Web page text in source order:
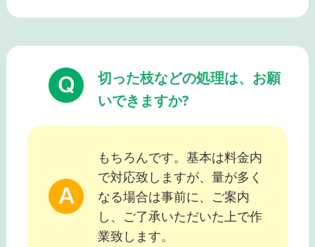
切った枝などの処理は、お願
いできますか?
もちろんです。基本は料金内
で対応致しますが、量が多く
なる場合は事前に、ご案内
し、ご了承いただいた上で作
業致します。